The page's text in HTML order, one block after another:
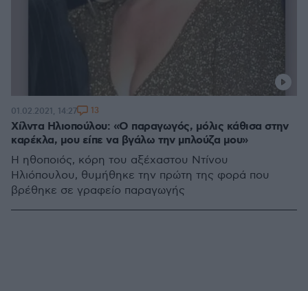
Χίλντα Ηλιοπούλου: «Ο παραγωγός, μόλις κάθισα στην
καρέκλα, μου είπε να βγάλω την μπλούζα μου»
Η ηθοποιός, κόρη του αξέχαστου Ντίνου
Ηλιόπουλου, θυμήθηκε την πρώτη της φορά που
βρέθηκε σε γραφείο παραγωγής
01.02.2021, 14:27 13